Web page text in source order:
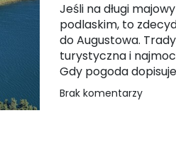
Jeśli na długi
podlaskim, to
do Augustowa.
turystyczna i
Gdy pogoda
Brak komentarzy